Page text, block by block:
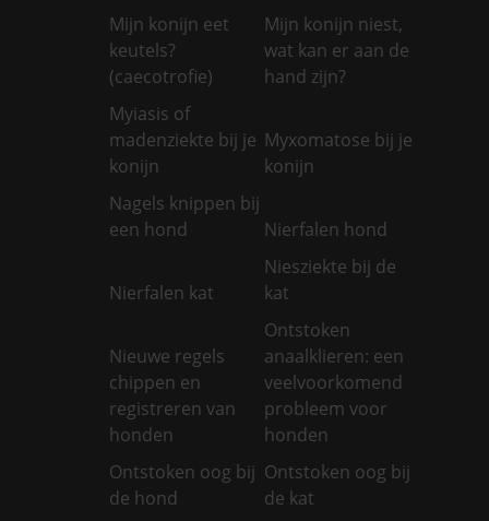
Mijn konijn eet
keutels?
(caecotrofie)
Mijn konijn niest,
wat kan er aan de
hand zijn?
Myiasis of
madenziekte bij je
konijn
Myxomatose bij je
konijn
Nagels knippen bij
een hond
Nierfalen hond
Nierfalen kat
Niesziekte bij de
kat
Nieuwe regels
chippen en
registreren van
honden
Ontstoken
anaalklieren: een
veelvoorkomend
probleem voor
honden
Ontstoken oog bij
de hond
Ontstoken oog bij
de kat